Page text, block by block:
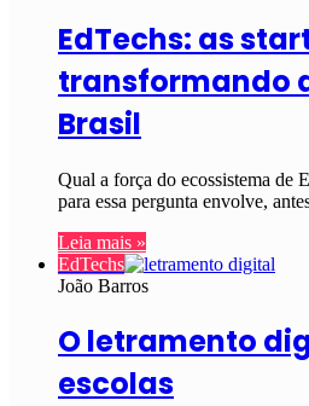
EdTechs: as
transformando
Brasil
Qual a força do ecossistema de
para essa pergunta envolve,
Leia mais »
EdTechs
João Barros
O letramento
escolas